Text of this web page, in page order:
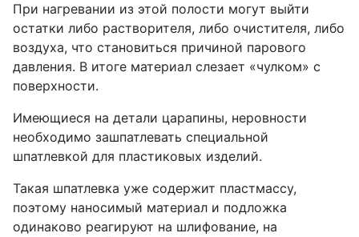
При нагревании из этой полости могут выйти
остатки либо растворителя, либо очистителя, либо
воздуха, что становиться причиной парового
давления. В итоге материал слезает «чулком» с
поверхности.
Имеющиеся на детали царапины, неровности
необходимо зашпатлевать специальной
шпатлевкой для пластиковых изделий.
Такая шпатлевка уже содержит пластмассу,
поэтому наносимый материал и подложка
одинаково реагируют на шлифование, на